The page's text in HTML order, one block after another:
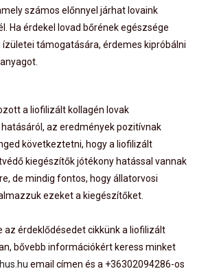
számos előnnyel járhat lovaink
Ha érdekel lovad bőrének egészsége
ízületei támogatására, érdemes kipróbálni
a liofilizált kollagén lovak
az eredmények pozitívnak
következtetni, hogy a liofilizált
kiegészítők jótékony hatással vannak
de mindig fontos, hogy állatorvosi
ezeket a kiegészítőket.
érdeklődésedet cikkünk a liofilizált
bővebb információkért keress minket
email címen és a +36302094286-os